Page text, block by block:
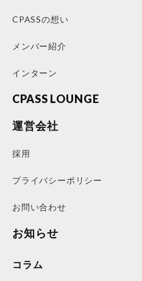
CPASSの想い
メンバー紹介
インターン
CPASS LOUNGE
運営会社
採用
プライバシーポリシー
お問い合わせ
お知らせ
コラム